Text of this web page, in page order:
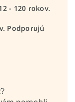
- 120 rokov.
Podporujú